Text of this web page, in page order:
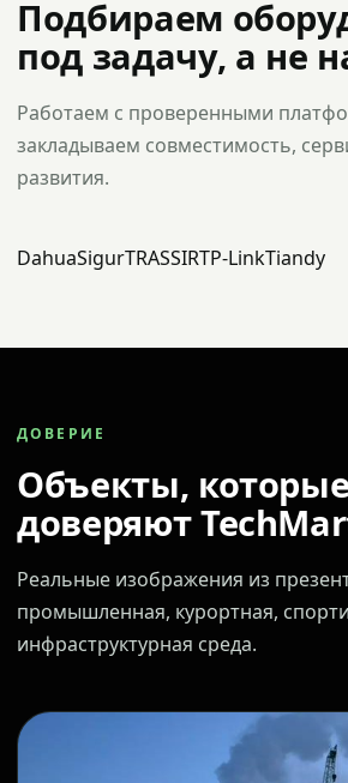
Подбираем
под задачу, а не
Работаем с проверенными
закладываем совместимость,
развития.
DahuaSigurTRASSIRTP-LinkTiandy
ДОВЕРИЕ
Объекты, которые
доверяют
Реальные изображения из
промышленная, курортная,
инфраструктурная среда.